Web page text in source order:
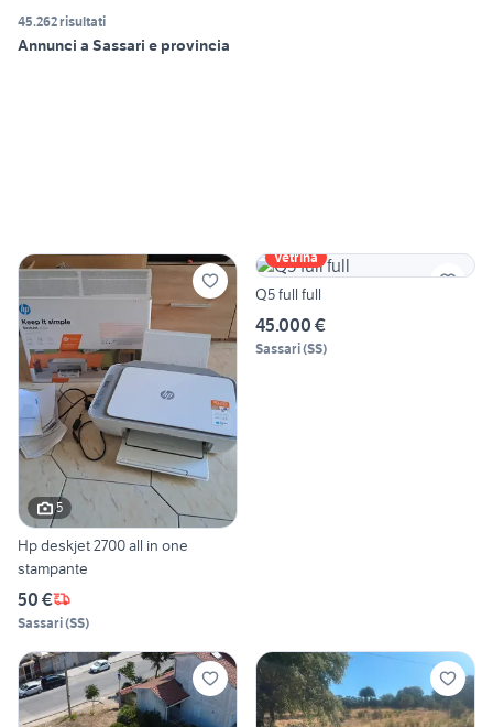
45.262 risultati
Annunci a Sassari e provincia
5
Hp deskjet 2700 all in one
stampante
50 €
Sassari(SS)
Vetrina
Q5 full full
45.000 €
Sassari(SS)